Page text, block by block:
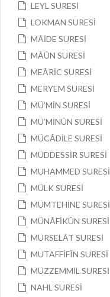
LEYL SURESİ
LOKMAN SURESİ
MÂİDE SURESİ
MÂÛN SURESİ
MEÂRİC SURESİ
MERYEM SURESİ
MÜ’MİN SURESİ
MÜ’MİNÛN SURESİ
MÜCÂDİLE SURESİ
MÜDDESSİR SURESİ
MUHAMMED SURESİ
MÜLK SURESİ
MÜMTEHİNE SURESİ
MÜNÂFİKÛN SURESİ
MÜRSELÂT SURESİ
MUTAFFİFÎN SURESİ
MÜZZEMMİL SURESİ
NAHL SURESİ